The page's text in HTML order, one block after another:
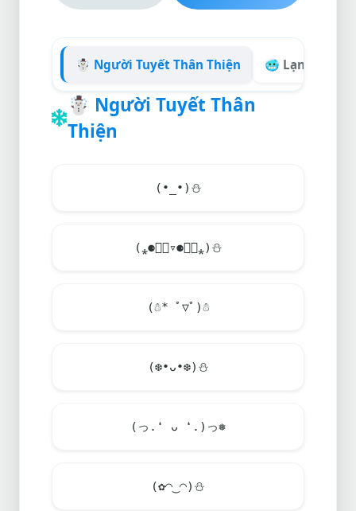
☃️ Người Tuyết Thân Thiện 🥶 Lạnh Giá
☃️ Người Tuyết Thân
Thiện
(•_•) ⛄
(⁎⚈᷀᷁▿⚈᷀᷁⁎) ⛄
(☃* ﾟ▽ﾟ)☃
(❆•ᴗ•❆) ⛄
(っ.❛ ᴗ ❛.)っ❅
(✿◠‿◠) ⛄